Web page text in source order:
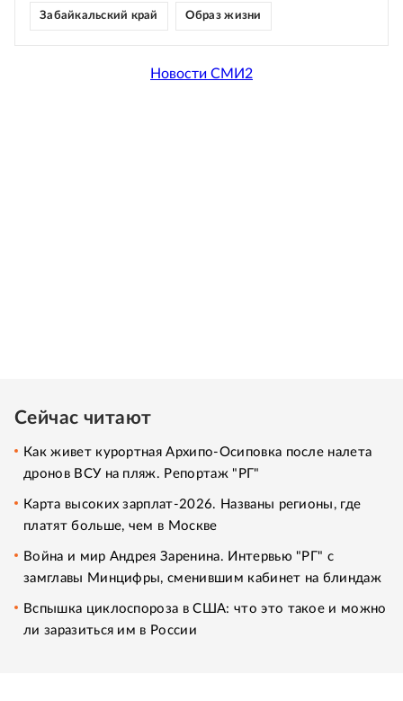
Забайкальский край Образ жизни
Новости СМИ2
Сейчас читают
Как живет курортная Архипо-Осиповка после налета
дронов ВСУ на пляж. Репортаж "РГ"
Карта высоких зарплат-2026. Названы регионы, где
платят больше, чем в Москве
Война и мир Андрея Заренина. Интервью "РГ" с
замглавы Минцифры, сменившим кабинет на блиндаж
Вспышка циклоспороза в США: что это такое и можно
ли заразиться им в России